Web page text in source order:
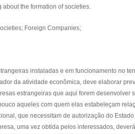
the formation of societies.
Foreign Companies;
instaladas e em funcionamento no
da atividade econômica, deve elaborar
estrangeiras que aqui forem desenvolver
aqueles com quem elas estabeleçam
que necessitam de autorização do
uma vez obtida pelos interessados,